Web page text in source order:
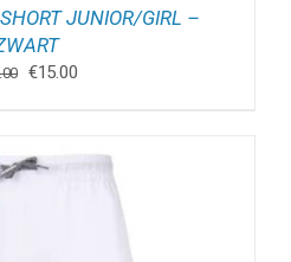
JUNIOR/GIRL –
Oorspronkelijke
€15.00Huidige
€15.00.